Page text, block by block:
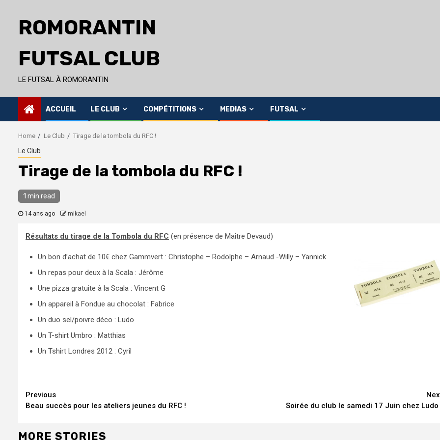
contentROMORANTIN
FUTSAL CLUB
LE FUTSAL À ROMORANTIN
ACCUEIL LE CLUB COMPÉTITIONS MEDIAS FUTSAL
Home Le Club Tirage de la tombola du RFC !
Le Club
Tirage de la tombola du RFC !
1 min read
14 ans ago mikael
Résultats du tirage de la Tombola du RFC (en présence de Maître Devaud)
Un bon d’achat de 10€ chez Gammvert : Christophe – Rodolphe – Arnaud -Willy – Yannick
Un repas pour deux à la Scala : Jérôme
Une pizza gratuite à la Scala : Vincent G
Un appareil à Fondue au chocolat : Fabrice
Un duo sel/poivre déco : Ludo
Un T-shirt Umbro : Matthias
Un Tshirt Londres 2012 : Cyril
Continue
Reading
Previous
Beau succès pour les ateliers jeunes du RFC !
Soirée du club le samedi 17 Juin chez Ludo
MORE STORIES